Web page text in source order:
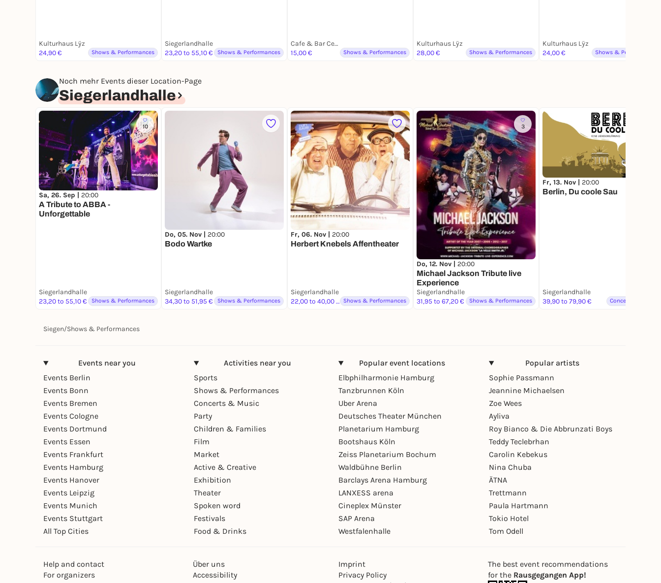
Kulturhaus Lÿz
24,90 €
Shows & Performances
Siegerlandhalle
23,20 to 55,10 €
Shows & Performances
Cafe & Bar Celona Siegen
15,00 €
Shows & Performances
Kulturhaus Lÿz
28,00 €
Shows & Performances
Kulturhaus Lÿz
24,00 €
Shows & Performances
Noch mehr Events dieser Location-Page
Siegerlandhalle
10
Sa, 26. Sep | 20:00
A Tribute to ABBA -
Unforgettable
Siegerlandhalle
23,20 to 55,10 €
Shows & Performances
Do, 05. Nov | 20:00
Bodo Wartke
Siegerlandhalle
34,30 to 51,95 €
Shows & Performances
Fr, 06. Nov | 20:00
Herbert Knebels Affentheater
Siegerlandhalle
22,00 to 40,00 €
Shows & Performances
3
Do, 12. Nov | 20:00
Michael Jackson Tribute live
Experience
Siegerlandhalle
31,95 to 67,20 €
Shows & Performances
Fr, 13. Nov | 20:00
Berlin, Du coole Sau
Siegerlandhalle
39,90 to 79,90 €
Concerts & Music
Siegen/Shows & Performances
Events near you
Events Berlin
Events Bonn
Events Bremen
Events Cologne
Events Dortmund
Events Essen
Events Frankfurt
Events Hamburg
Events Hanover
Events Leipzig
Events Munich
Events Stuttgart
All Top Cities
Activities near you
Sports
Shows & Performances
Concerts & Music
Party
Children & Families
Film
Market
Active & Creative
Exhibition
Theater
Spoken word
Festivals
Food & Drinks
Popular event locations
Elbphilharmonie Hamburg
Tanzbrunnen Köln
Uber Arena
Deutsches Theater München
Planetarium Hamburg
Bootshaus Köln
Zeiss Planetarium Bochum
Waldbühne Berlin
Barclays Arena Hamburg
LANXESS arena
Cineplex Münster
SAP Arena
Westfalenhalle
Popular artists
Sophie Passmann
Jeannine Michaelsen
Zoe Wees
Ayliva
Roy Bianco & Die Abbrunzati Boys
Teddy Teclebrhan
Carolin Kebekus
Nina Chuba
ÄTNA
Trettmann
Paula Hartmann
Tokio Hotel
Tom Odell
Help and contact
For organizers
Über uns
Accessibility
Imprint
Privacy Policy
The best event recommendations
for the Rausgegangen App!